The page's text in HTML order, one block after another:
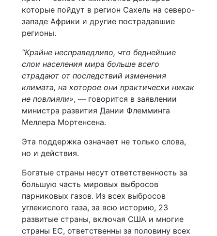
которые пойдут в регион Сахель на северо-
западе Африки и другие пострадавшие
регионы.
“Крайне несправедливо, что беднейшие
слои населения мира больше всего
страдают от последствий изменения
климата, на которое они практически никак
не повлияли», — говорится в заявлении
министра развития Дании Флемминга
Меллера Мортенсена.
Эта поддержка означает не только слова,
но и действия.
Богатые страны несут ответственность за
большую часть мировых выбросов
парниковых газов. Из всех выбросов
углекислого газа, за всю историю, 23
развитые страны, включая США и многие
страны ЕС, ответственны за половину всех